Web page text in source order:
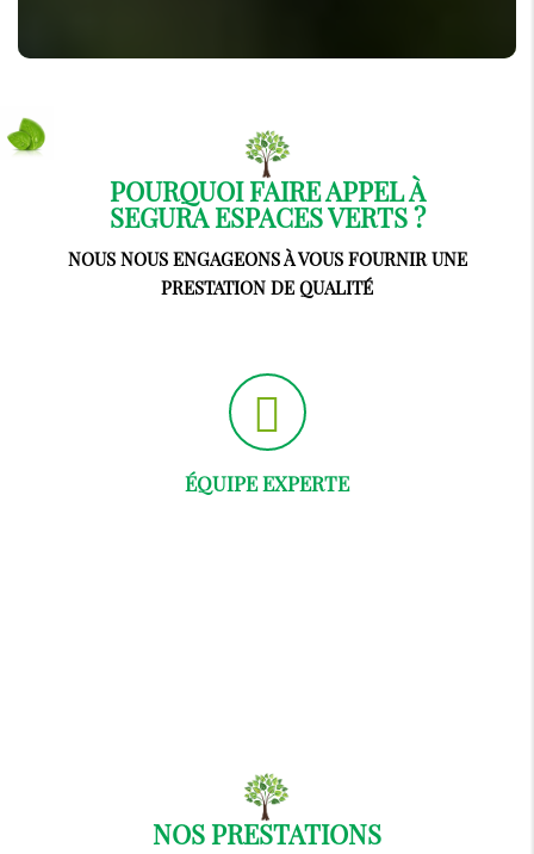
POURQUOI FAIRE APPEL À
SEGURA ESPACES VERTS ?
NOUS NOUS ENGAGEONS À VOUS FOURNIR UNE
PRESTATION DE QUALITÉ
ÉQUIPE EXPERTE
NOS PRESTATIONS